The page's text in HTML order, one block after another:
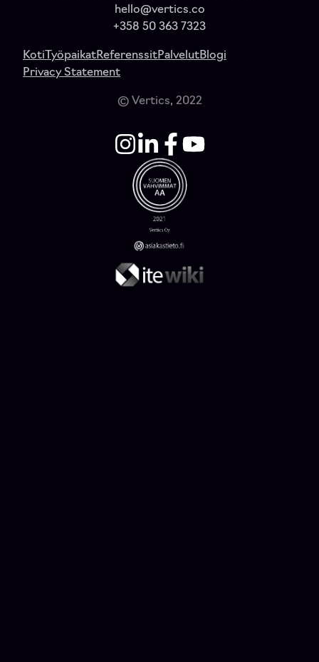
hello@vertics.co
+358 50 363 7323
Koti TyöpaikatReferenssitPalvelutBlogi
Privacy Statement
© Vertics, 2022